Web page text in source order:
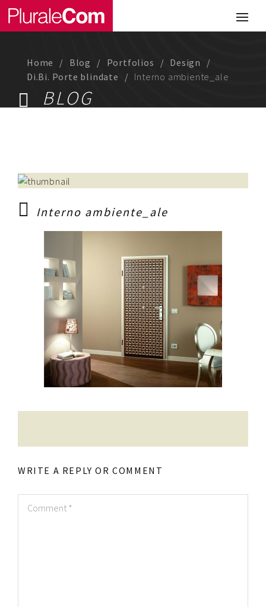
Portfolio
Comunicazione
Chi siamo
Lavora con noi
Magazine
Contatti
Raffaele Gerardi
Home Blog Portfolios
Design
Di.Bi. Porte blindate
Interno ambiente_ale
BLOG
Interno ambiente_ale
WRITE A REPLY OR COMMENT